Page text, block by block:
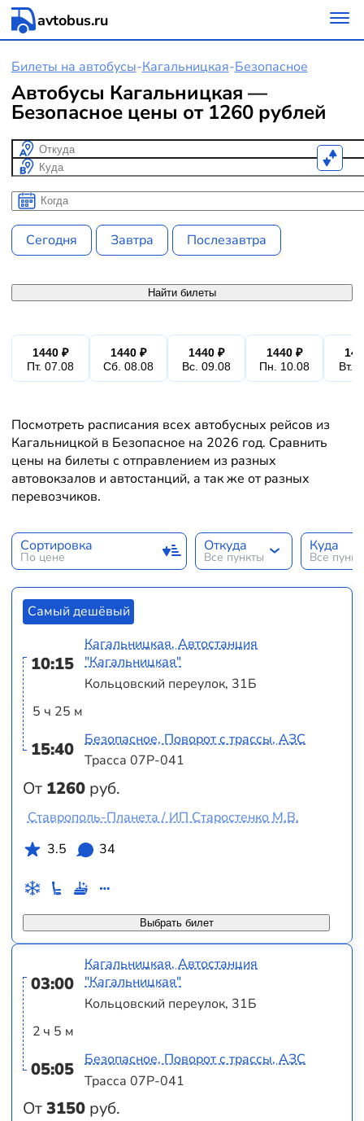
avtobus.ru
Билеты на автобусы-Кагальницкая-Безопасное
Автобусы Кагальницкая —
Безопасное цены от 1260 рублей
Откуда
Куда
Когда
Когда
Сегодня Завтра Послезавтра
Найти билеты
1440 ₽
Пт. 07.08
1440 ₽
Сб. 08.08
1440 ₽
Вс. 09.08
1440 ₽
Пн. 10.08
Вт.
Посмотреть расписания всех автобусных рейсов из
Кагальницкой в Безопасное на 2026 год. Сравнить
цены на билеты с отправлением из разных
автовокзалов и автостанций, а так же от разных
перевозчиков.
Сортировка
По цене
Откуда
Все пункты
Куда
Все
Самый дешёвый
10:15
5 ч 25 м
15:40
От 1260 руб.
Кагальницкая, Автостанция
"Кагальницкая"
Кольцовский переулок, 31Б
Безопасное, Поворот с трассы, АЗС
Трасса 07Р-041
Выбрать билет
Ставрополь-Планета / ИП Старостенко М.В.
3.5
34
03:00
2 ч 5 м
05:05
От3150 руб.
Кагальницкая, Автостанция
"Кагальницкая"
Кольцовский переулок, 31Б
Безопасное, Поворот с трассы, АЗС
Трасса 07Р-041